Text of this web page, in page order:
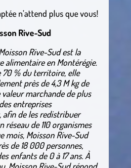
n’attend plus que vous!
Rive-Sud
Rive-Sud est la
alimentaire en Montérégie.
70 % du territoire, elle
près de 4,3 M kg de
marchande de plus
entreprises
afin de les redistribuer
de 110 organismes
mois, Moisson Rive-Sud
de 18 000 personnes,
enfants de 0 à 17 ans. À